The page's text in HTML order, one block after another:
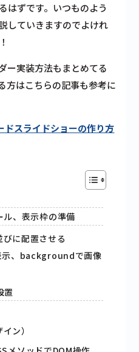
はずです。いつものよう
していきますのでよけれ
ー実装方法もまとめてる
方はこちらの記事も参考に
スライドショーの作り方
ル、表示枠の準備
に配置させる
示、backgroundで画像
置
ン）